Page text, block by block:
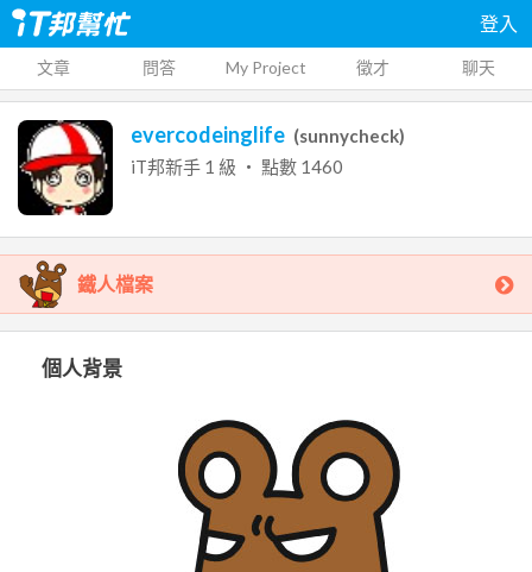
登入
文章 問答 My Project 徵才 聊天
evercodeinglife (sunnycheck)
iT邦新手 1 級 ‧ 點數 1460
鐵人檔案
個人背景